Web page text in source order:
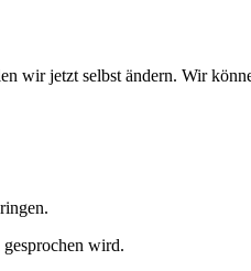
wir jetzt selbst ändern. Wir
gesprochen wird.